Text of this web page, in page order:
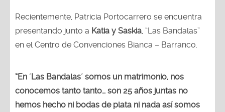
Recientemente, Patricia Portocarrero se encuentra
presentando junto a Katia y Saskia, “Las Bandalas”
en el Centro de Convenciones Bianca – Barranco.
“En ´Las Bandalas´ somos un matrimonio, nos
conocemos tanto tanto… son 25 años juntas no
hemos hecho ni bodas de plata ni nada así somos